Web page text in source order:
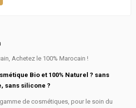
Achetez le 100% Marocain !
Bio et 100% Naturel ? sans
sans silicone ?
de cosmétiques, pour le soin du